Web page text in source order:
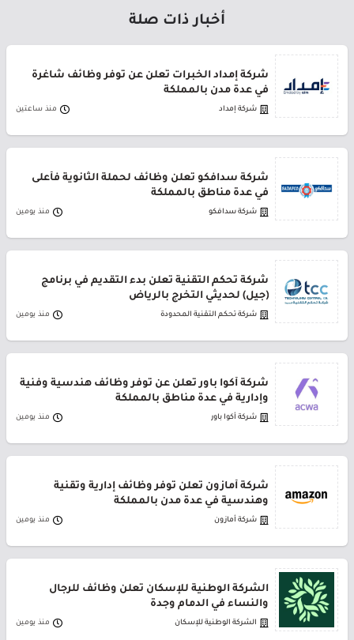
أخبار ذات صلة
شركة إمداد الخبرات تعلن عن توفر وظائف شاغرة
في عدة مدن بالمملكة
شركة إمداد منذ ساعتين
شركة سدافكو تعلن وظائف لحملة الثانوية فأعلى
في عدة مناطق بالمملكة
شركة سدافكو منذ يومين
شركة تحكم التقنية تعلن بدء التقديم في برنامج
(جيل) لحديثي التخرج بالرياض
شركة تحكم التقنية المحدودة منذ يومين
شركة أكوا باور تعلن عن توفر وظائف هندسية وفنية
وإدارية في عدة مناطق بالمملكة
شركة أكوا باور منذ يومين
شركة أمازون تعلن توفر وظائف إدارية وتقنية
وهندسية في عدة مدن بالمملكة
شركة أمازون منذ يومين
الشركة الوطنية للإسكان تعلن وظائف للرجال
والنساء في الدمام وجدة
الشركة الوطنية للإسكان منذ يومين